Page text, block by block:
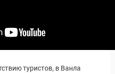
туристов, в Ванла